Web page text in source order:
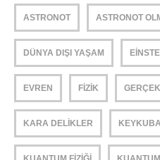
ASTRONOT ASTRONOT
DÜNYA DIŞI YAŞAM
EVREN FIZIK
KARA DELIKLER